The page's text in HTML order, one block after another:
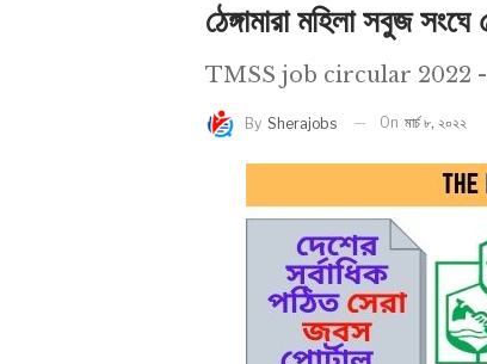
ঠেঙ্গামারা মহিলা সবুজ
TMSS job circular 2022 -
By Sherajobs On মার্চ ৮, ২০২২